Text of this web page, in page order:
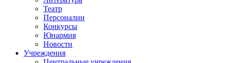
Театр
Персоналии
Конкурсы
Юнармия
Новости
Учреждения